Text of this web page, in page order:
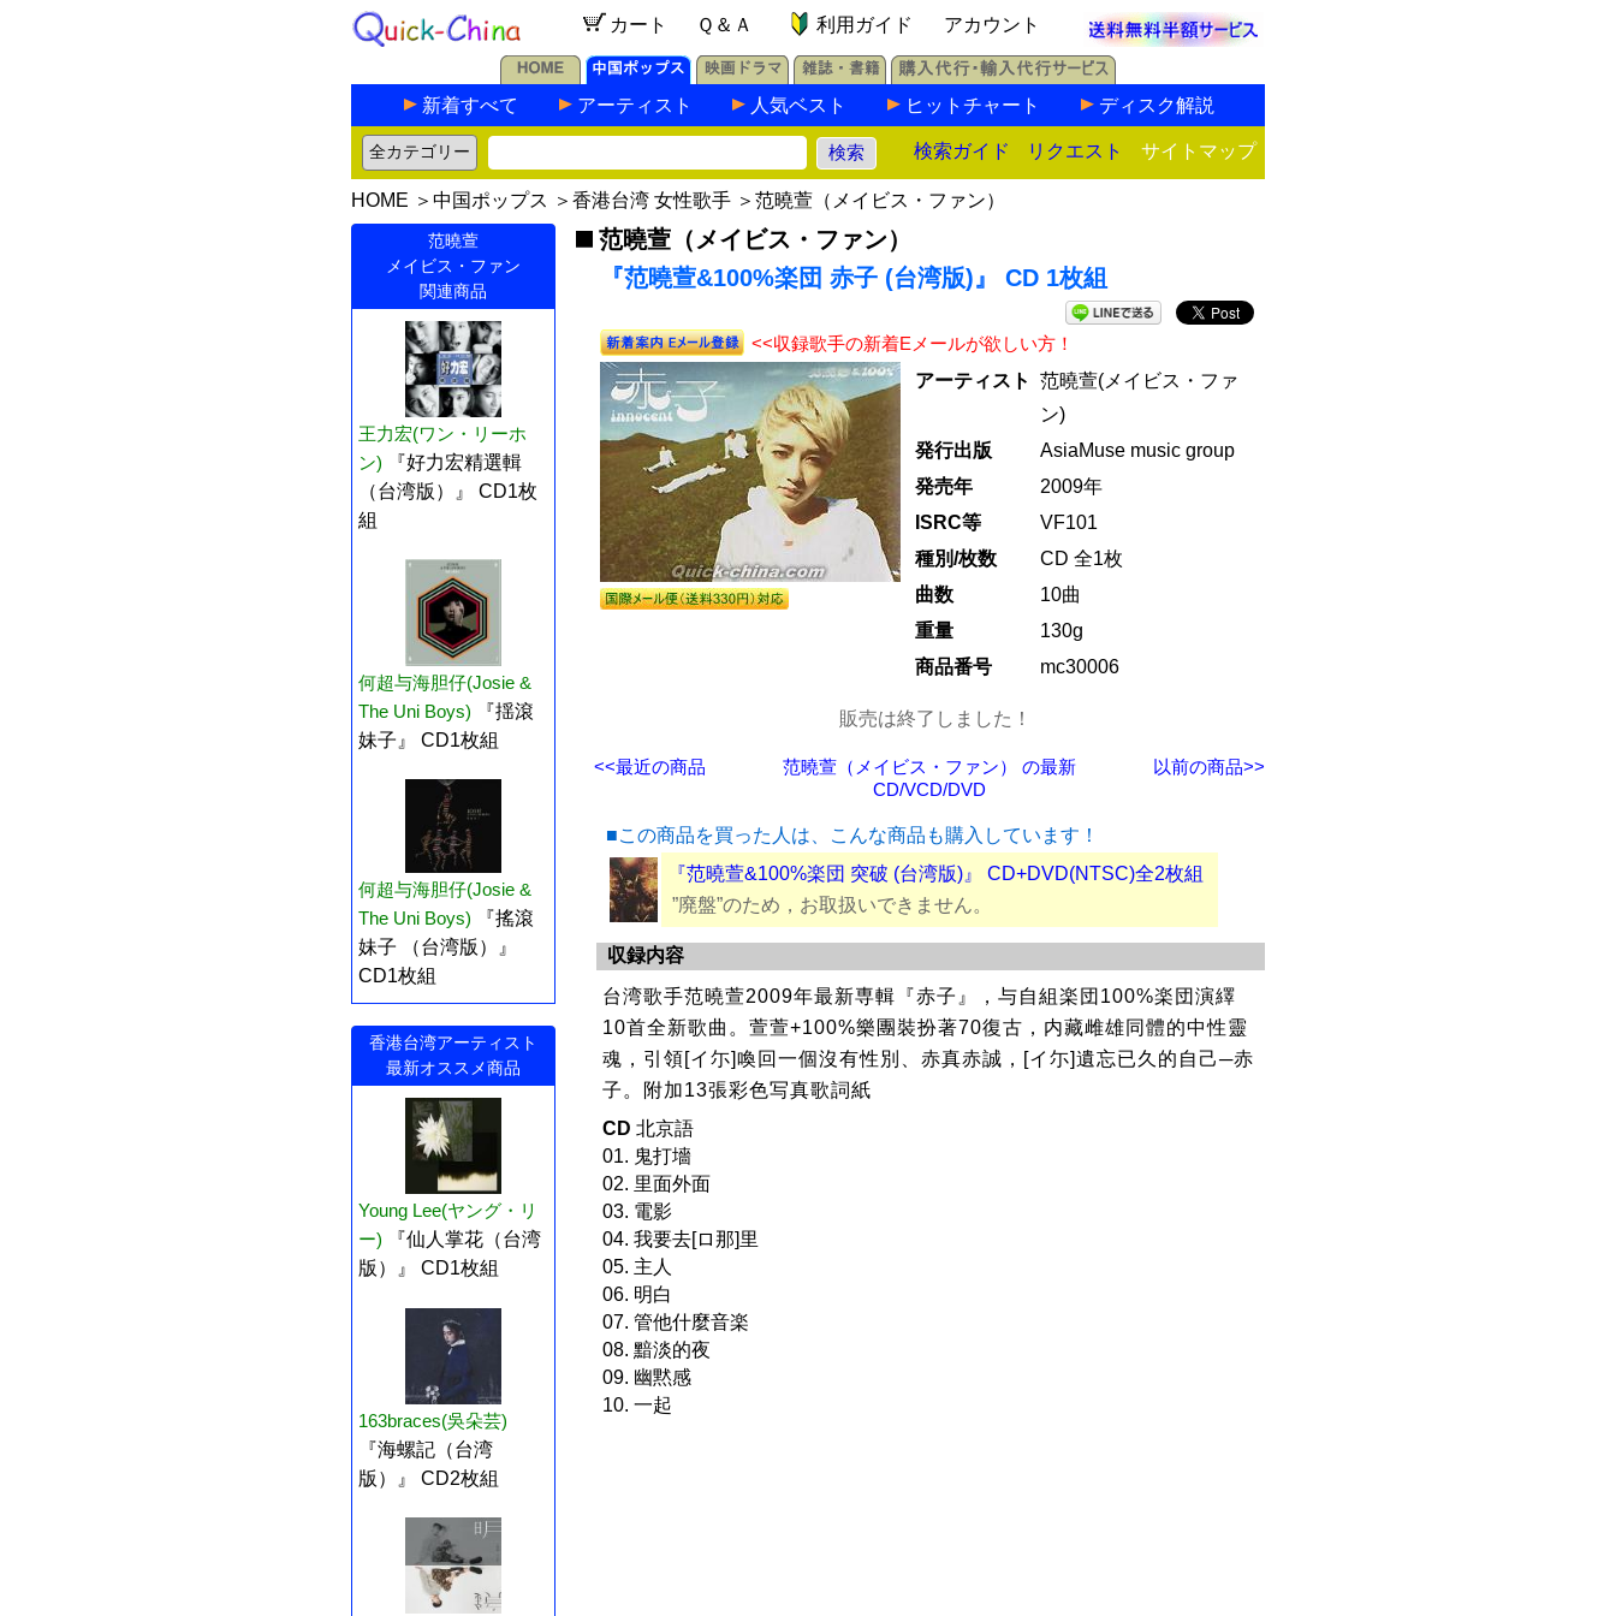
カート Ｑ＆Ａ 利用ガイド アカウント
新着すべて アーティスト 人気ベスト ヒットチャート ディスク解説
検索ガイド リクエスト サイトマップ
HOME ＞ 中国ポップス ＞ 香港台湾 女性歌手 ＞ 范曉萱（メイビス・ファン）
范曉萱
メイビス・ファン
関連商品
王力宏(ワン・リーホ
ン)
『好力宏精選輯
（台湾版）』 CD1枚
組
何超与海胆仔(Josie &
The Uni Boys)
『揺滾
妹子』 CD1枚組
何超与海胆仔(Josie &
The Uni Boys)
『搖滾
妹子 （台湾版）』
CD1枚組
香港台湾アーティスト
最新オススメ商品
Young Lee(ヤング・リ
ー)
『仙人掌花（台湾
版）』 CD1枚組
163braces(吳朵芸)
『海螺記（台湾
版）』 CD2枚組
范曉萱（メイビス・ファン）
『范曉萱&100%楽団 赤子 (台湾版)』 CD 1枚組
<<収録歌手の新着Eメールが欲しい方！
アーティスト
范曉萱(メイビス・ファ
ン)
発行出版
AsiaMuse music group
発売年
2009年
ISRC等
VF101
種別/枚数
CD 全1枚
曲数
10曲
重量
130g
商品番号
mc30006
販売は終了しました！
<<最近の商品 以前の商品>>
范曉萱（メイビス・ファン） の最新
CD/VCD/DVD
■この商品を買った人は、こんな商品も購入しています！
『范曉萱&100%楽団 突破 (台湾版)』 CD+DVD(NTSC)全2枚組
”廃盤”のため，お取扱いできません。
収録内容
台湾歌手范曉萱2009年最新専輯『赤子』，与自組楽団100%楽団演繹
10首全新歌曲。萱萱+100%樂團裝扮著70復古，内藏雌雄同體的中性靈
魂，引領[イ尓]喚回一個沒有性別、赤真赤誠，[イ尓]遺忘已久的自己─赤
子。附加13張彩色写真歌詞紙
CD 北京語
01. 鬼打墻
02. 里面外面
03. 電影
04. 我要去[ロ那]里
05. 主人
06. 明白
07. 管他什麼音楽
08. 黯淡的夜
09. 幽黙感
10. 一起